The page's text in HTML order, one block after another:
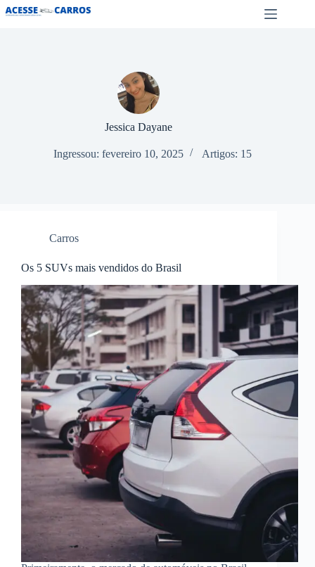
Pular
para
Jessica Dayane
Ingressou: fevereiro 10, 2025 Artigos: 15
Carros
Os 5 SUVs mais vendidos do Brasil